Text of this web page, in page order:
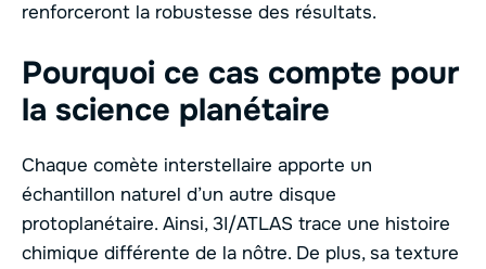
renforceront la robustesse des résultats.
Pourquoi ce cas compte pour
la science planétaire
Chaque comète interstellaire apporte un
échantillon naturel d’un autre disque
protoplanétaire. Ainsi, 3I/ATLAS trace une histoire
chimique différente de la nôtre. De plus, sa texture